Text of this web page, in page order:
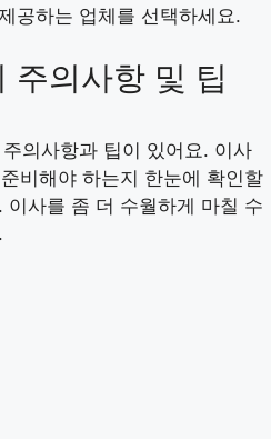
공하는 업체를 선택하세요.
주의사항 및 팁
의사항과 팁이 있어요. 이사
비해야 하는지 한눈에 확인할
사를 좀 더 수월하게 마칠 수